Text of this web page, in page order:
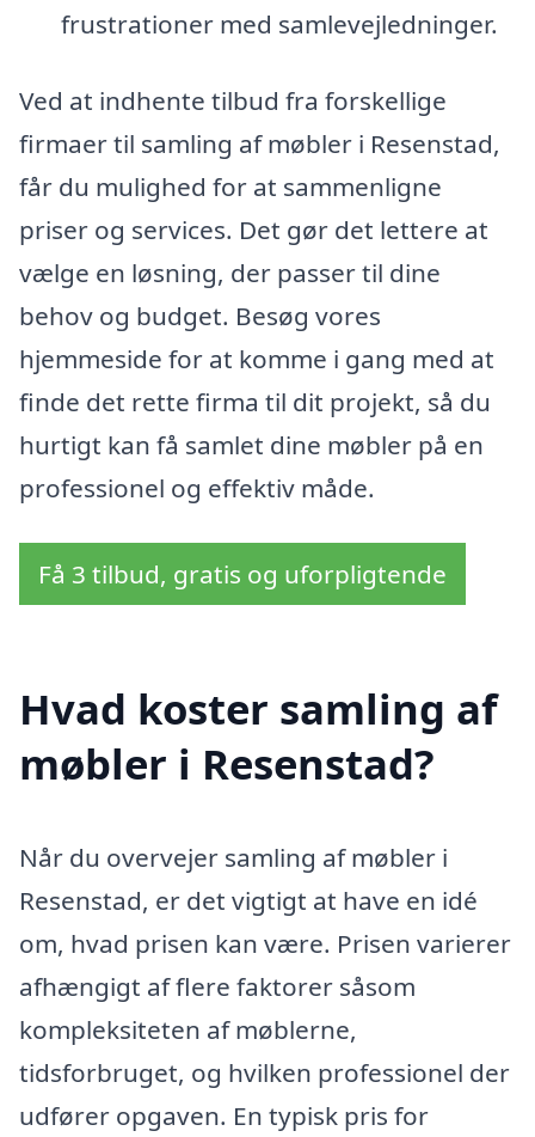
frustrationer med samlevejledninger.
Ved at indhente tilbud fra forskellige
firmaer til samling af møbler i Resenstad,
får du mulighed for at sammenligne
priser og services. Det gør det lettere at
vælge en løsning, der passer til dine
behov og budget. Besøg vores
hjemmeside for at komme i gang med at
finde det rette firma til dit projekt, så du
hurtigt kan få samlet dine møbler på en
professionel og effektiv måde.
Få 3 tilbud, gratis og uforpligtende
Hvad koster samling af
møbler i Resenstad?
Når du overvejer samling af møbler i
Resenstad, er det vigtigt at have en idé
om, hvad prisen kan være. Prisen varierer
afhængigt af flere faktorer såsom
kompleksiteten af møblerne,
tidsforbruget, og hvilken professionel der
udfører opgaven. En typisk pris for